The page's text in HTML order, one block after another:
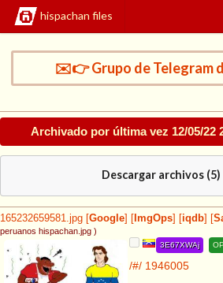
hispachan files
✉️👉 Grupo de Telegram
Archivado por última vez 12/05/22
Descargar archivos (5)
165232659581.jpg Google ImgOps iqdb
peruanos hispachan.jpg )
3E67XWAj OP
/#/ 1946005